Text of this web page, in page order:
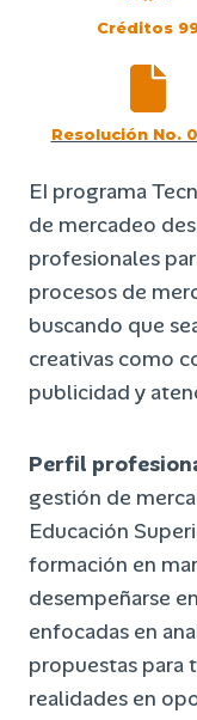
Créditos
Resolución No.
EI programa
de mercadeo
profesionales
procesos de
buscando que
creativas como
publicidad y
Perfil
gestión de
Educación
formación en
desempeñarse
enfocadas en
propuestas para
realidades en